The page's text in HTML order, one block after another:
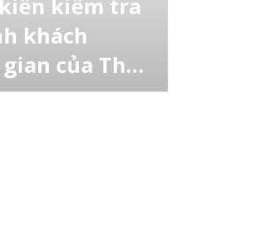
khách
của Thế
East Nhật Bản mới đây